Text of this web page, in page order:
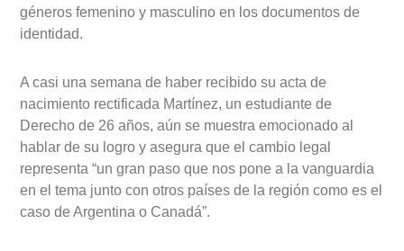
géneros femenino y masculino en los documentos de
identidad.
A casi una semana de haber recibido su acta de
nacimiento rectificada Martínez, un estudiante de
Derecho de 26 años, aún se muestra emocionado al
hablar de su logro y asegura que el cambio legal
representa “un gran paso que nos pone a la vanguardia
en el tema junto con otros países de la región como es el
caso de Argentina o Canadá”.